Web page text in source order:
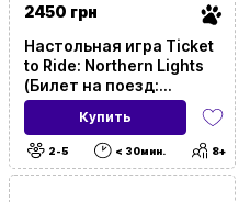
2450 грн
Настольная игра Ticket
to Ride: Northern Lights
(Билет на поезд:
Северное сияние)
Купить
2-5 < 30мин. 8+